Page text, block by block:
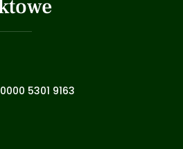
5301 9163